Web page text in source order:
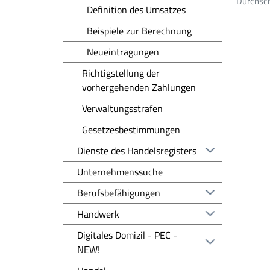
Definition des Umsatzes
Beispiele zur Berechnung
Neueintragungen
Richtigstellung der
vorhergehenden Zahlungen
Verwaltungsstrafen
Gesetzesbestimmungen
Dienste des Handelsregisters
Unternehmenssuche
Berufsbefähigungen
Handwerk
Digitales Domizil - PEC -
NEW!